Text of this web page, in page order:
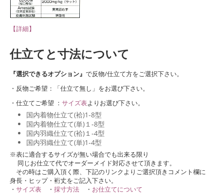
【詳細】
仕立てと寸法について
『選択できるオプション』 で反物/仕立て方をご選択下さい。
・反物ご希望：「仕立て無し」をお選び下さい。
・仕立てご希望 ： サイズ表よりお選び下さい。
国内着物仕立て(袷)1-8型
国内着物仕立て(単)１-8型
国内羽織仕立て(袷)１-4型
国内羽織仕立て(単)1-4型
※表に適合するサイズが無い場合でも出来る限り
同じお仕立て代でオーダーメイド対応させて頂きます。
その時はご購入頂く際、下記のリンクよりご選択頂きコメント欄に
身長・ヒップ・裄丈をご記入下さい。
・ サイズ表 ・ 採寸方法 ・ お仕立てについて